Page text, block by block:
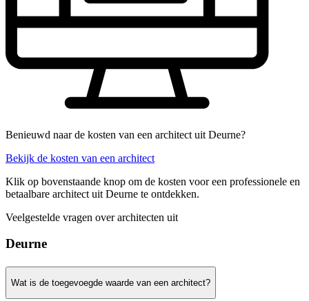
Benieuwd naar de kosten van een architect uit Deurne?
Bekijk de kosten van een architect
Klik op bovenstaande knop om de kosten voor een professionele en
betaalbare architect uit Deurne te ontdekken.
Veelgestelde vragen over architecten uit
Deurne
Wat is de toegevoegde waarde van een architect?